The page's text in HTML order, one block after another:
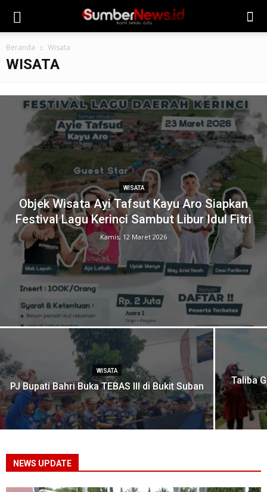
Beranda Wisata
WISATA
WISATA
Objek Wisata Ayi Tafsut Kayu Aro Siapkan
Festival Lagu Kerinci Sambut Libur Idul Fitri
Kamis, 12 Maret 2026
WISATA
PJ Bupati Bahri Buka TEBAS III di Bukit Suban
Taliba
NEWS UPDATE